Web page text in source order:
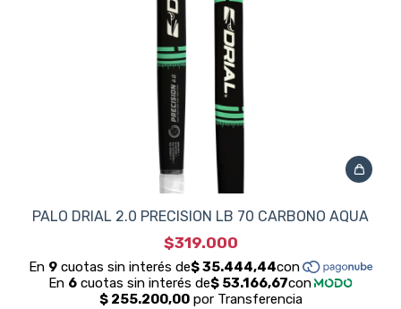
PALO DRIAL 2.0 PRECISION LB 70 CARBONO AQUA
$319.000